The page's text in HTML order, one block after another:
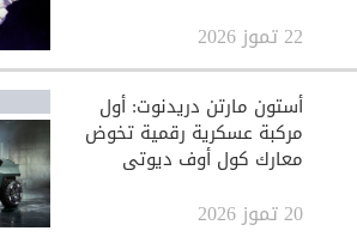
22 تموز 2026
أستون مارتن دريدنوت: أول
مركبة عسكرية رقمية تخوض
معارك كول أوف ديوتي
20 تموز 2026